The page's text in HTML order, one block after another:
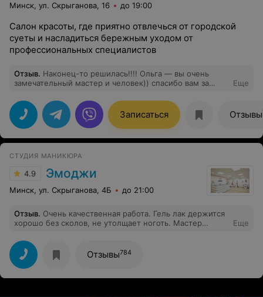
Минск, ул. Скрыганова, 16 до 19:00
Салон красоты, где приятно отвлечься от городской
суеты и насладиться бережным уходом от
профессиональных специалистов
Отзыв. Наконец-то решилась!!!! Ольга — вы очень
замечательный мастер и человек)) спасибо вам за
Еще
Записаться Отзывы
СТУДИЯ МАНИКЮРА
4.9 Эмоджи
Минск, ул. Скрыганова, 4Б до 21:00
Отзыв. Очень качественная работа. Гель лак держится
хорошо без сколов, не утолщает ноготь. Мастер
салоне.
Еще
Отзывы784